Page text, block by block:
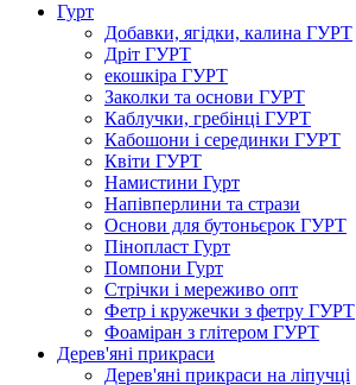
Гурт
Добавки, ягідки, калина ГУРТ
Дріт ГУРТ
екошкіра ГУРТ
Заколки та основи ГУРТ
Каблучки, гребінці ГУРТ
Кабошони і серединки ГУРТ
Квіти ГУРТ
Намистини Гурт
Напівперлини та стрази
Основи для бутоньєрок ГУРТ
Пінопласт Гурт
Помпони Гурт
Стрічки і мереживо опт
Фетр і кружечки з фетру ГУРТ
Фоаміран з глітером ГУРТ
Дерев'яні прикраси
Дерев'яні прикраси на ліпучці